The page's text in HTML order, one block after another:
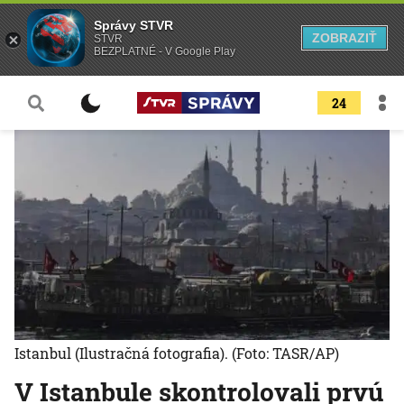
24
V Istanbule skontrolovali prvú
Istanbul (Ilustračná fotografia). (Foto: TASR/AP)
Správy STVR
STVR
BEZPLATNÉ - V Google Play
ZOBRAZIŤ